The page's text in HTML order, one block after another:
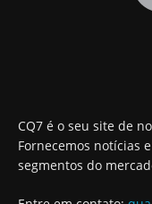
CQ7 é o seu site de
Fornecemos notícias
segmentos do